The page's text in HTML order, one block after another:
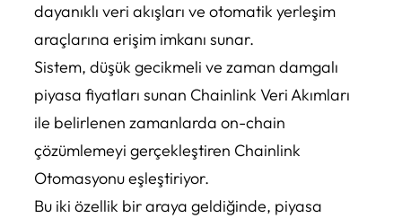
dayanıklı veri akışları ve otomatik yerleşim
araçlarına erişim imkanı sunar.
Sistem, düşük gecikmeli ve zaman damgalı
piyasa fiyatları sunan Chainlink Veri Akımları
ile belirlenen zamanlarda on-chain
çözümlemeyi gerçekleştiren Chainlink
Otomasyonu eşleştiriyor.
Bu iki özellik bir araya geldiğinde, piyasa